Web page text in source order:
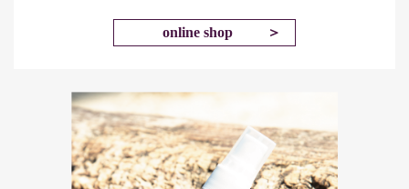
online shop